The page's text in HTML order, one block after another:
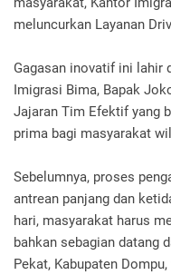
meluncurkan Layanan
Gagasan inovatif ini lahir
Imigrasi Bima, Bapak
Jajaran Tim Efektif yang
prima bagi masyarakat
Sebelumnya, proses
antrean panjang dan
hari, masyarakat harus
bahkan sebagian datang
Pekat, Kabupaten